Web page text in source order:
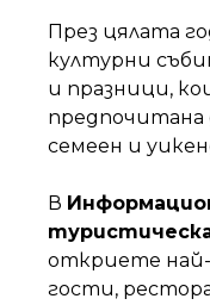
През цялата
културни
и празници,
предпочитана
семеен и
В
откриете
гости,